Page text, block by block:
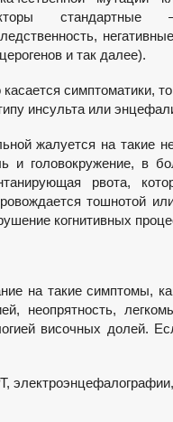
стандартные
и так далее).
касается симптоматики,
инсульта или
жалуется на такие
и головокружение, в
рвота,
тошнотой
когнитивных
на такие симптомы,
неопрятность,
височных долей.